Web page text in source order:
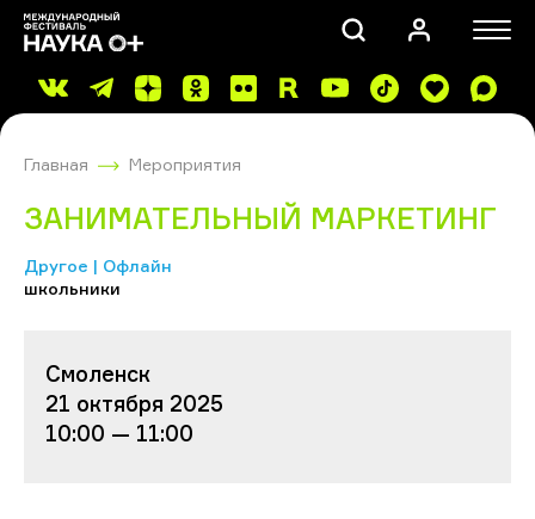
Главная Мероприятия
ЗАНИМАТЕЛЬНЫЙ МАРКЕТИНГ
Другое | Офлайн
школьники
Смоленск
21 октября 2025
10:00 — 11:00